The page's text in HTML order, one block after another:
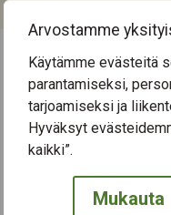
Arvostamme
Käytämme evästeitä
parantamiseksi,
tarjoamiseksi ja
Hyväksyt
kaikki”.
Mukauta
←